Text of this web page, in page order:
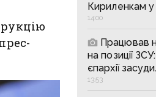
Кириленкам у
14:00
Працював
на позиції
єпархії
13:53